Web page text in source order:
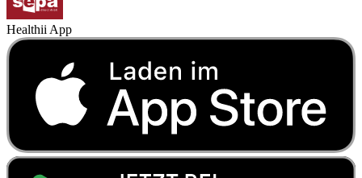
Healthii App